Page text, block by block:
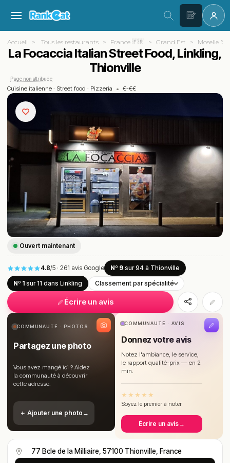
Accueil Tous les restaurants France 🇫🇷 Grand Est Moselle
La Focaccia Italian Street Food, Linkling,
Thionville
Page non attribuée
Cuisine italienne · Street food · Pizzeria • €-€€
Ouvert maintenant
4.8/5 · 261 avis Google Nº 9 sur 94 à Thionville
Nº 1 sur 11 dans Linkling Classement par spécialité
Écrire un avis
COMMUNAUTÉ · PHOTOS
Partagez une photo
Vous avez mangé ici ? Aidez
la communauté à découvrir
cette adresse.
＋ Ajouter une photo →
COMMUNAUTÉ · AVIS
Donnez votre avis
Notez l'ambiance, le service,
le rapport qualité-prix — en 2
min.
★ ★ ★ ★ ★
Soyez le premier à noter
Écrire un avis→
77 Bcle de la Milliaire, 57100 Thionville, France